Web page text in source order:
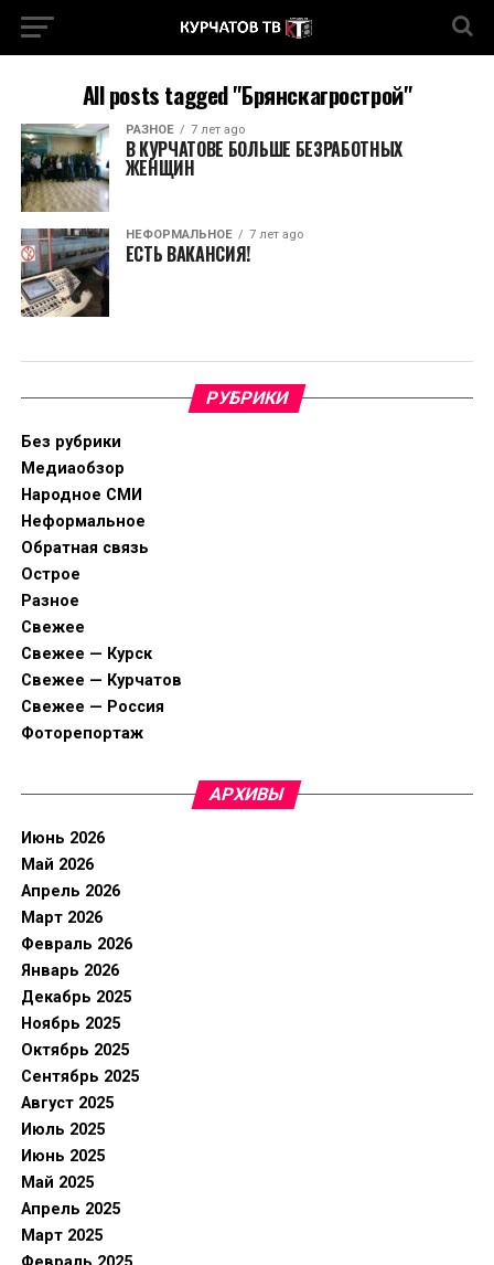
All posts tagged "Брянскагрострой"
РАЗНОЕ 7 лет ago
В КУРЧАТОВЕ БОЛЬШЕ БЕЗРАБОТНЫХ
ЖЕНЩИН
НЕФОРМАЛЬНОЕ 7 лет ago
ЕСТЬ ВАКАНСИЯ!
РУБРИКИ
Без рубрики
Медиаобзор
Народное СМИ
Неформальное
Обратная связь
Острое
Разное
Свежее
Свежее — Курск
Свежее — Курчатов
Свежее — Россия
Фоторепортаж
АРХИВЫ
Июнь 2026
Май 2026
Апрель 2026
Март 2026
Февраль 2026
Январь 2026
Декабрь 2025
Ноябрь 2025
Октябрь 2025
Сентябрь 2025
Август 2025
Июль 2025
Июнь 2025
Май 2025
Апрель 2025
Март 2025